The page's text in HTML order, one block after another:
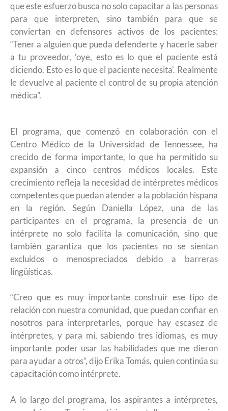
que este esfuerzo busca no solo capacitar a las personas
para que interpreten, sino también para que se
conviertan en defensores activos de los pacientes:
“Tener a alguien que pueda defenderte y hacerle saber
a tu proveedor, ‘oye, esto es lo que el paciente está
diciendo. Esto es lo que el paciente necesita’. Realmente
le devuelve al paciente el control de su propia atención
médica”.
El programa, que comenzó en colaboración con el
Centro Médico de la Universidad de Tennessee, ha
crecido de forma importante, lo que ha permitido su
expansión a cinco centros médicos locales. Este
crecimiento refleja la necesidad de intérpretes médicos
competentes que puedan atender a la población hispana
en la región. Según Daniella López, una de las
participantes en el programa, la presencia de un
intérprete no solo facilita la comunicación, sino que
también garantiza que los pacientes no se sientan
excluidos o menospreciados debido a barreras
lingüísticas.
“Creo que es muy importante construir ese tipo de
relación con nuestra comunidad, que puedan confiar en
nosotros para interpretarles, porque hay escasez de
intérpretes, y para mí, sabiendo tres idiomas, es muy
importante poder usar las habilidades que me dieron
para ayudar a otros”, dijo Erika Tomás, quien continúa su
capacitación como intérprete.
A lo largo del programa, los aspirantes a intérpretes,